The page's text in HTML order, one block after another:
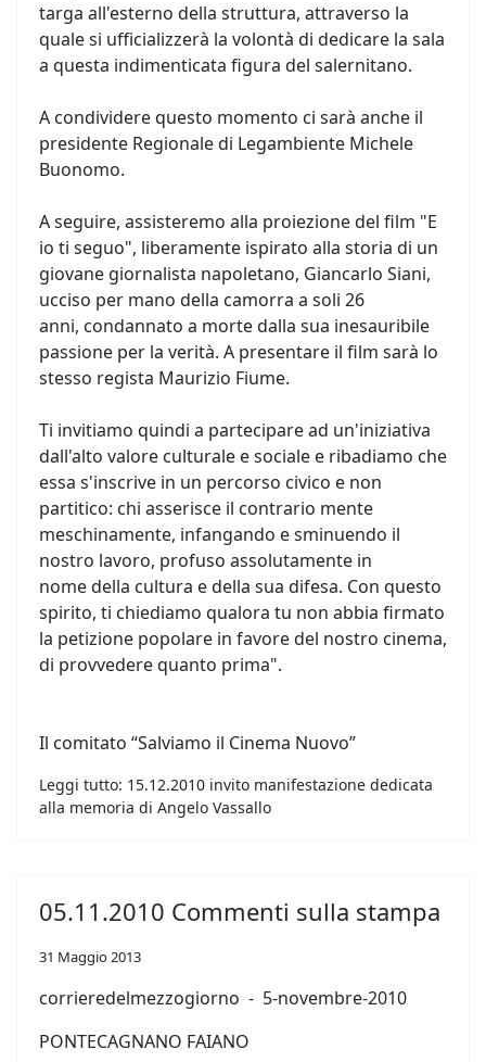
targa all'esterno della struttura, attraverso la
quale si ufficializzerà la volontà di dedicare la sala
a questa indimenticata figura del salernitano.
A condividere questo momento ci sarà anche il
presidente Regionale di Legambiente Michele
Buonomo.
A seguire, assisteremo alla proiezione del film "E
io ti seguo", liberamente ispirato alla storia di un
giovane giornalista napoletano, Giancarlo Siani,
ucciso per mano della camorra a soli 26
anni, condannato a morte dalla sua inesauribile
passione per la verità. A presentare il film sarà lo
stesso regista Maurizio Fiume.
Ti invitiamo quindi a partecipare ad un'iniziativa
dall'alto valore culturale e sociale e ribadiamo che
essa s'inscrive in un percorso civico e non
partitico: chi asserisce il contrario mente
meschinamente, infangando e sminuendo il
nostro lavoro, profuso assolutamente in
nome della cultura e della sua difesa. Con questo
spirito, ti chiediamo qualora tu non abbia firmato
la petizione popolare in favore del nostro cinema,
di provvedere quanto prima".
Il comitato “Salviamo il Cinema Nuovo”
Leggi tutto: 15.12.2010 invito manifestazione dedicata
alla memoria di Angelo Vassallo
05.11.2010 Commenti sulla stampa
31 Maggio 2013
corrieredelmezzogiorno - 5-novembre-2010
PONTECAGNANO FAIANO